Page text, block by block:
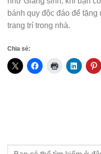
bánh quy độc đáo để
trang trí trong nhà.
Chia sẻ: